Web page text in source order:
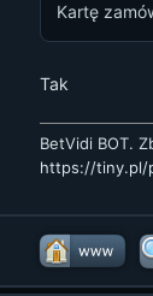
Kartę
Tak
BetVidi BOT.
https://tiny.pl/